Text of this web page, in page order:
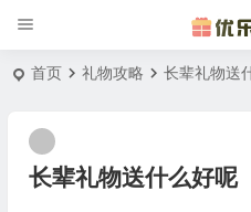
首页 礼物攻略 长辈礼物送
长辈礼物送什么好呢